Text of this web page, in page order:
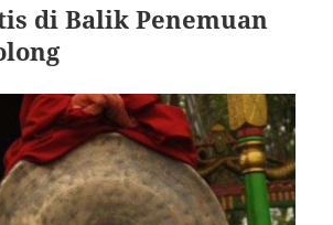
di Balik Penemuan